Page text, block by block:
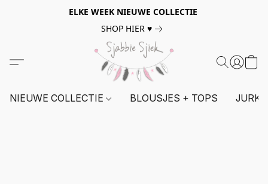
ELKE WEEK NIEUWE COLLECTIE
SHOP HIER ♥
NIEUWE COLLECTIE BLOUSJES + TOPS